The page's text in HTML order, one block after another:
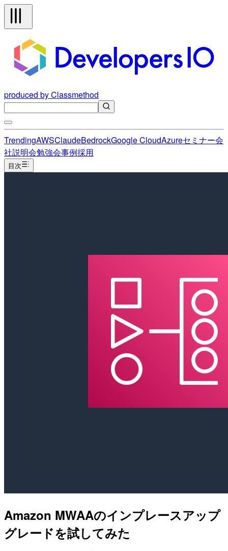
produced by Classmethod
TrendingAWSClaudeBedrockGoogle CloudAzureセミナー会
社説明会勉強会事例採用
目次
Amazon MWAAのインプレースアップ
グレードを試してみた